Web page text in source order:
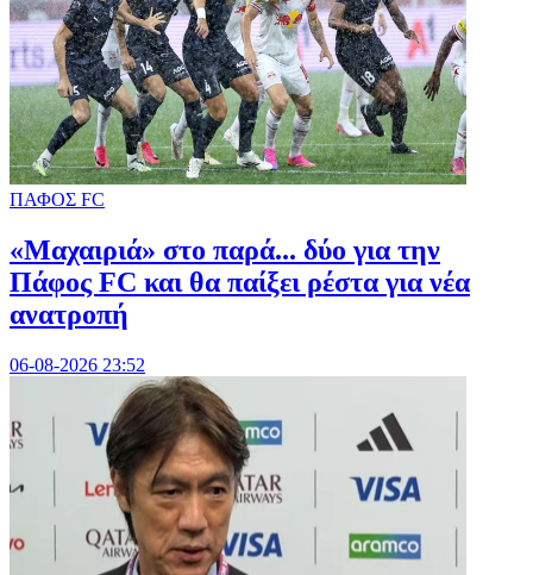
ΠΑΦΟΣ FC
«Μαχαιριά» στο παρά... δύο για την
Πάφος FC και θα παίξει ρέστα για νέα
ανατροπή
06-08-2026 23:52